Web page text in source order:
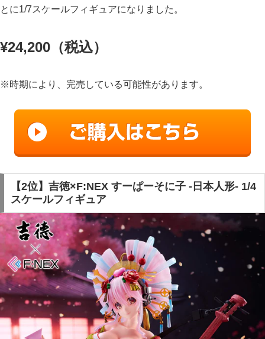
とに1/7スケールフィギュアになりました。
¥24,200 （税込）
※時期により、完売している可能性があります。
【2位】吉徳×F:NEX すーぱーそに子 -日本人形- 1/4
スケールフィギュア